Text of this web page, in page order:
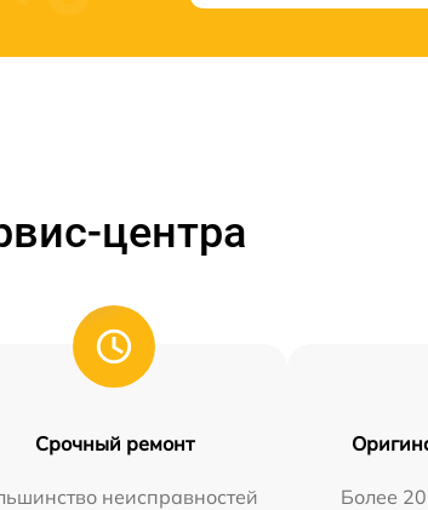
центра
Срочный ремонт
неисправностей
Более